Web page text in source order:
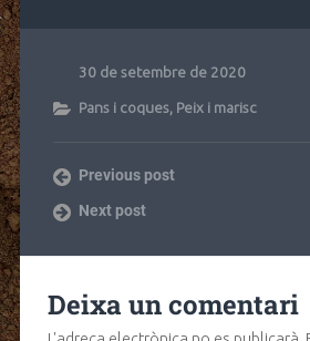
30 de setembre de 2020
Pans i coques, Peix i marisc
Previous post
Next post
Deixa un comentari